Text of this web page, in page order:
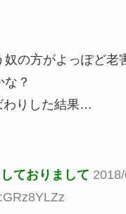
奴の方がよっぽど老
？
わりした結果…
ておりまして